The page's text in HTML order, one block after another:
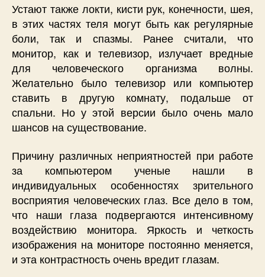
Устают также локти, кисти рук, конечности, шея,
в этих частях теля могут быть как регулярные
боли, так и спазмы. Ранее считали, что
монитор, как и телевизор, излучает вредные
для человеческого организма волны.
Желательно было телевизор или компьютер
ставить в другую комнату, подальше от
спальни. Но у этой версии было очень мало
шансов на существование.
Причину различных неприятностей при работе
за компьютером ученые нашли в
индивидуальных особенностях зрительного
восприятия человеческих глаз. Все дело в том,
что наши глаза подвергаются интенсивному
воздействию монитора. Яркость и четкость
изображения на мониторе постоянно меняется,
и эта контрастность очень вредит глазам.